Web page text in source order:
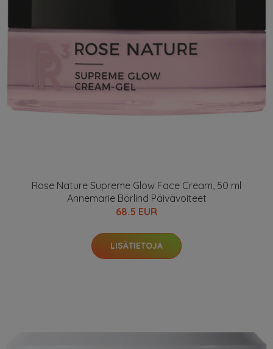
Rose Nature Supreme Glow Face Cream, 50 ml
Annemarie Börlind Päivävoiteet
68.5 EUR
LISÄTIETOJA